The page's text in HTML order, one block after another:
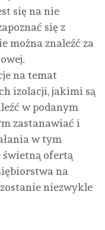
się na nie
się z
można znaleźć za
na temat
izolacji, jakimi są
w podanym
zastanawiać i
w tym
świetną ofertą
na
niezwykle